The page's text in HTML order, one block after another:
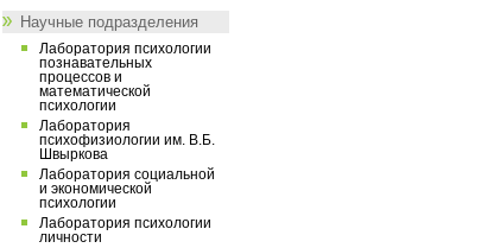
Научные подразделения
Лаборатория психологии
познавательных
процессов и
математической
психологии
Лаборатория
психофизиологии им. В.Б.
Швыркова
Лаборатория социальной
и экономической
психологии
Лаборатория психологии
личности